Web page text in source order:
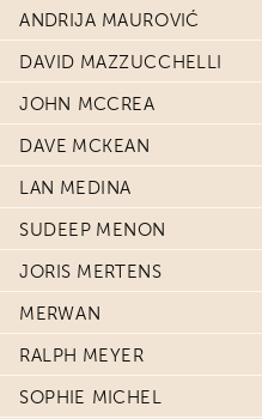
ANDRIJA MAUROVIĆ
DAVID MAZZUCCHELLI
JOHN MCCREA
DAVE MCKEAN
LAN MEDINA
SUDEEP MENON
JORIS MERTENS
MERWAN
RALPH MEYER
SOPHIE MICHEL